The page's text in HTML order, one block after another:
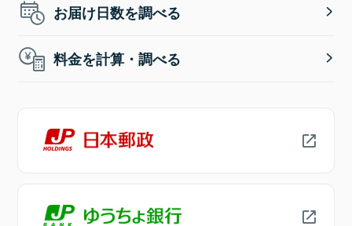
お届け日数を調べる
料金を計算・調べる